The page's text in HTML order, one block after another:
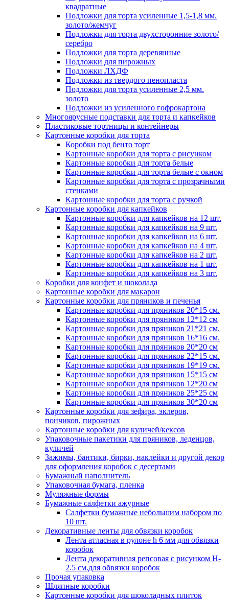
квадратные
Подложки для торта усиленные 1,5-1,8 мм.
золото/жемчуг
Подложки для торта двухсторонние золото/
серебро
Подложки для торта деревянные
Подложки для пирожных
Подложки ЛХДФ
Подложки из твердого пенопласта
Подложки для торта усиленные 2,5 мм.
золото
Подложки из усиленного гофрокартона
Многоярусные подставки для торта и капкейков
Пластиковые тортницы и контейнеры
Картонные коробки для торта
Коробки под бенто торт
Картонные коробки для торта с рисунком
Картонные коробки для торта белые
Картонные коробки для торта белые с окном
Картонные коробки для торта с прозрачными
стенками
Картонные коробки для торта с ручкой
Картонные коробки для капкейков
Картонные коробки для капкейков на 12 шт.
Картонные коробки для капкейков на 9 шт.
Картонные коробки для капкейков на 6 шт.
Картонные коробки для капкейков на 4 шт.
Картонные коробки для капкейков на 2 шт.
Картонные коробки для капкейков на 1 шт.
Картонные коробки для капкейков на 3 шт.
Коробки для конфет и шоколада
Картонные коробки для макарон
Картонные коробки для пряников и печенья
Картонные коробки для пряников 20*15 см.
Картонные коробки для пряников 12*12 см
Картонные коробки для пряников 21*21 см.
Картонные коробки для пряников 16*16 см.
Картонные коробки для пряников 20*20 см
Картонные коробки для пряников 22*15 см.
Картонные коробки для пряников 19*19 см.
Картонные коробки для пряников 15*15 см
Картонные коробки для пряников 12*20 см
Картонные коробки для пряников 25*25 см
Картонные коробки для пряников 30*20 см
Картонные коробки для зефира, эклеров,
пончиков, пирожных
Картонные коробки для куличей/кексов
Упаковочные пакетики для пряников, леденцов,
куличей
Зажимы, бантики, бирки, наклейки и другой декор
для оформления коробок с десертами
Бумажный наполнитель
Упаковочная бумага, пленка
Муляжные формы
Бумажные салфетки ажурные
Салфетки бумажные небольшим набором по
10 шт.
Декоративные ленты для обвязки коробок
Лента атласная в рулоне h 6 мм для обвязки
коробок
Лента декоративная репсовая с рисунком H-
2.5 см.для обвязки коробок
Прочая упаковка
Шляпные коробки
Картонные коробки для шоколадных плиток